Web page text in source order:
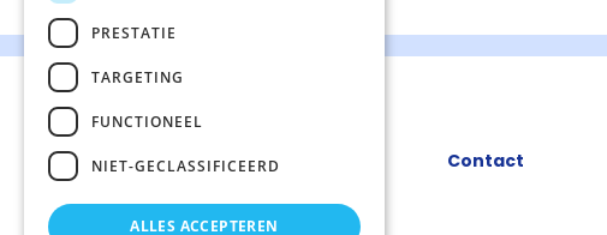
Contact
PRESTATIE
TARGETING
FUNCTIONEEL
NIET-GECLASSIFICEERD
ALLES ACCEPTEREN